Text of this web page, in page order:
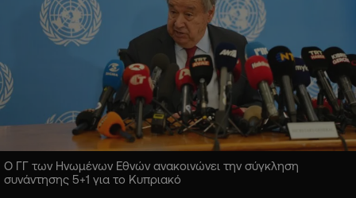
Ο ΓΓ των Ηνωμένων Εθνών ανακοινώνει την σύγκληση
συνάντησης 5+1 για το Κυπριακό